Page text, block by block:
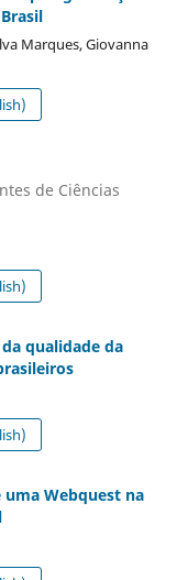
Marques, Giovanna
de Ciências
qualidade da
uma Webquest na